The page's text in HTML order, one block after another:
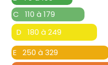
C 110 à 179
D 180 à 249
E 250 à 329